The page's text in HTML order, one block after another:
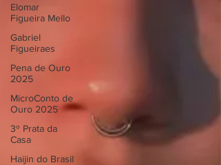
Elomar
Figueira Mello
Gabriel
Figueiraes
Pena de Ouro
2025
MicroConto de
Ouro 2025
3º Prata da
Casa
Haijin do Brasil